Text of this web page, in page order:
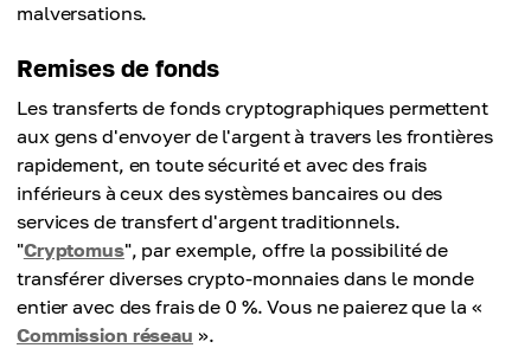
malversations.
Remises de fonds
Les transferts de fonds cryptographiques permettent
aux gens d'envoyer de l'argent à travers les frontières
rapidement, en toute sécurité et avec des frais
inférieurs à ceux des systèmes bancaires ou des
services de transfert d'argent traditionnels.
"Cryptomus", par exemple, offre la possibilité de
transférer diverses crypto-monnaies dans le monde
entier avec des frais de 0 %. Vous ne paierez que la «
Commission réseau ».